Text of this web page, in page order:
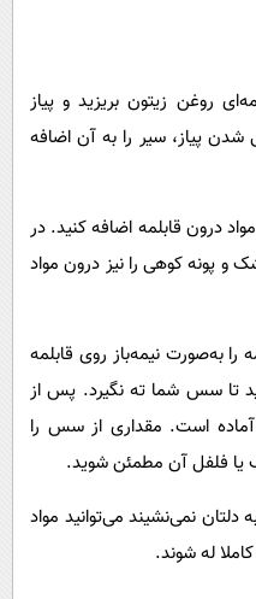
روغن زیتون بریزید و پیاز
پیاز، سیر را به آن اضافه
درون قابلمه اضافه کنید. در
پونه کوهی را نیز درون مواد
را به‌صورت نیمه‌باز روی قابلمه
تا سس شما ته نگیرد. پس از
سس شما آماده است. مقداری از سس را
یا فلفل آن مطمئن شوید.
نمی‌نشیند می‌توانید مواد
له شوند.